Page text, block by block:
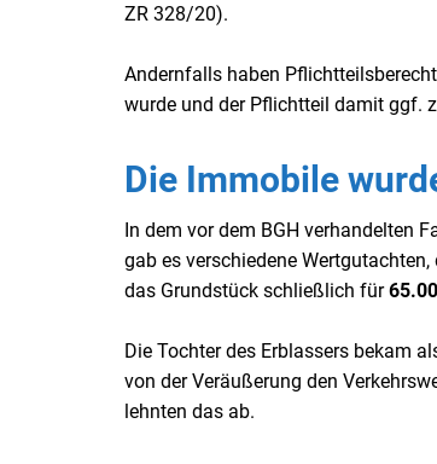
ZR 328/20).
Andernfalls haben
wurde und der Pflichtteil damit ggf.
Die Immobile
In dem vor dem BGH verhandelten
gab es verschiedene
das Grundstück schließlich für
Die Tochter des Erblassers bekam
von der Veräußerung den
lehnten das ab.